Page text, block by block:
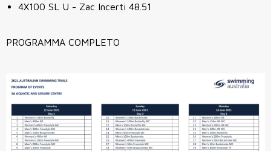
4X100 SL U - Zac Incerti 48.51
PROGRAMMA COMPLETO